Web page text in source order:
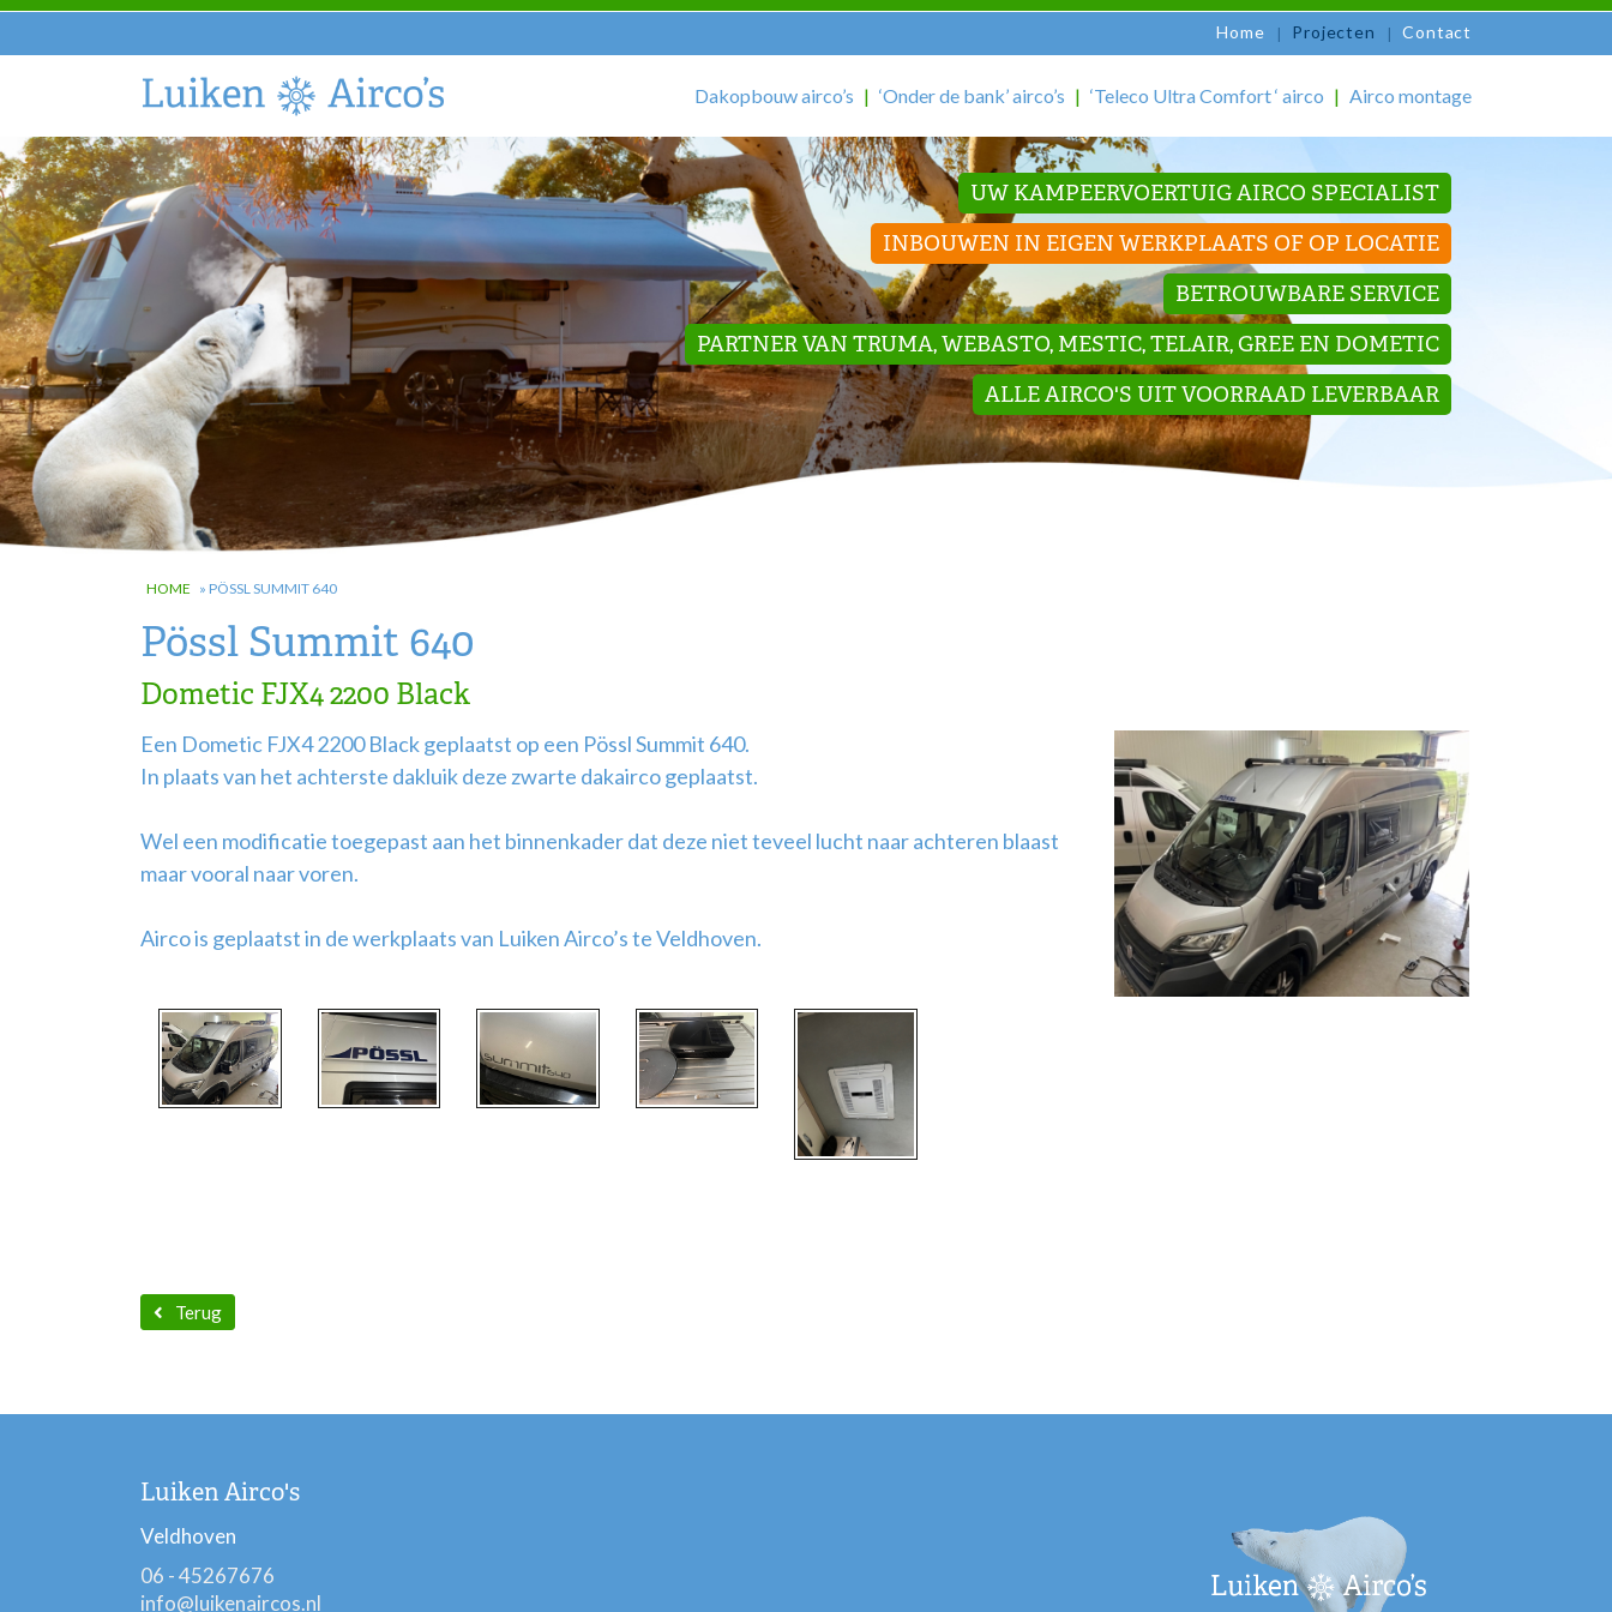
Home Projecten Contact
Dakopbouw airco’s ‘Onder de bank’ airco’s ‘Teleco Ultra Comfort ‘ airco Airco montage
UW KAMPEERVOERTUIG AIRCO SPECIALIST
INBOUWEN IN EIGEN WERKPLAATS OF OP LOCATIE
BETROUWBARE SERVICE
PARTNER VAN TRUMA, WEBASTO, MESTIC, TELAIR, GREE EN DOMETIC
ALLE AIRCO'S UIT VOORRAAD LEVERBAAR
HOME » PÖSSL SUMMIT 640
Pössl Summit 640
Dometic FJX4 2200 Black
Een Dometic FJX4 2200 Black geplaatst op een Pössl Summit 640.
In plaats van het achterste dakluik deze zwarte dakairco geplaatst.
Wel een modificatie toegepast aan het binnenkader dat deze niet teveel lucht naar achteren blaast
maar vooral naar voren.
Airco is geplaatst in de werkplaats van Luiken Airco’s te Veldhoven.
Terug
Luiken Airco's
Veldhoven
06 - 45267676
info@luikenaircos.nl